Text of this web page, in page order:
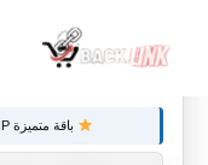
توصيات :
باقة متميزة VIP (كود: AA26790):